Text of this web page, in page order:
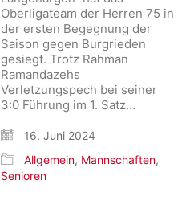
Oberligateam der Herren 75 in
der ersten Begegnung der
Saison gegen Burgrieden
gesiegt. Trotz Rahman
Ramandazehs
Verletzungspech bei seiner
3:0 Führung im 1. Satz…
16. Juni 2024
Allgemein, Mannschaften,
Senioren